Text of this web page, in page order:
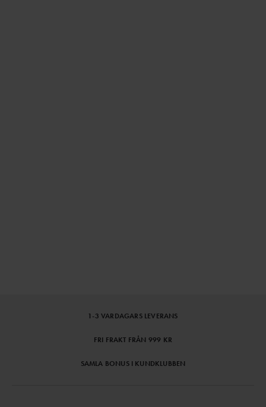
1-3 VARDAGARS LEVERANS
FRI FRAKT FRÅN 999 KR
SAMLA BONUS I KUNDKLUBBEN